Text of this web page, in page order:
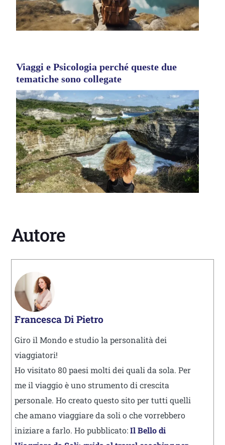
Viaggi e Psicologia perché queste due
tematiche sono collegate
Autore
Francesca Di Pietro
Giro il Mondo e studio la personalità dei
viaggiatori!
Ho visitato 80 paesi molti dei quali da sola. Per
me il viaggio è uno strumento di crescita
personale. Ho creato questo sito per tutti quelli
che amano viaggiare da soli o che vorrebbero
iniziare a farlo. Ho pubblicato:Il Bello di